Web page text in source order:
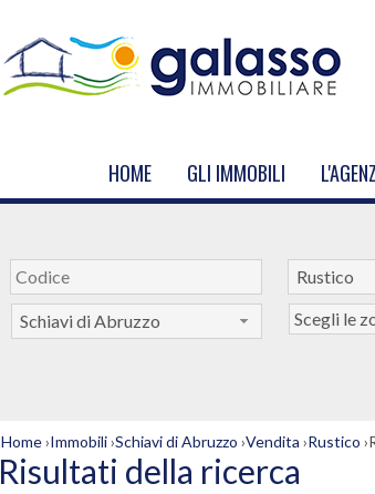
HOME GLI IMMOBILI
Rustico
Schiavi di Abruzzo Scegli le
Home›Immobili›Schiavi di Abruzzo ›Vendita ›Rustico ›
Risultati della ricerca